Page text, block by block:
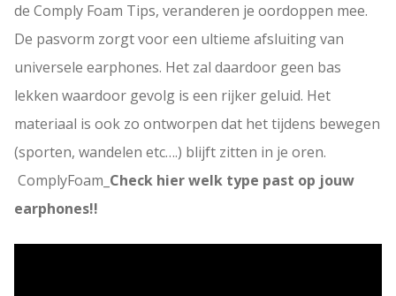
de Comply Foam Tips, veranderen je oordoppen mee.
De pasvorm zorgt voor een ultieme afsluiting van
universele earphones. Het zal daardoor geen bas
lekken waardoor gevolg is een rijker geluid. Het
materiaal is ook zo ontworpen dat het tijdens bewegen
(sporten, wandelen etc….) blijft zitten in je oren.
ComplyFoam_ Check hier welk type past op jouw
earphones!!